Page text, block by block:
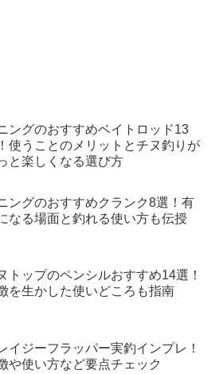
ングのおすすめベイトロッド13
使うことのメリットとチヌ釣りが
と楽しくなる選び方
ングのおすすめクランク8選！有
なる場面と釣れる使い方も伝授
トップのペンシルおすすめ14選！
を生かした使いどころも指南
イジーフラッパー実釣インプレ！
や使い方など要点チェック